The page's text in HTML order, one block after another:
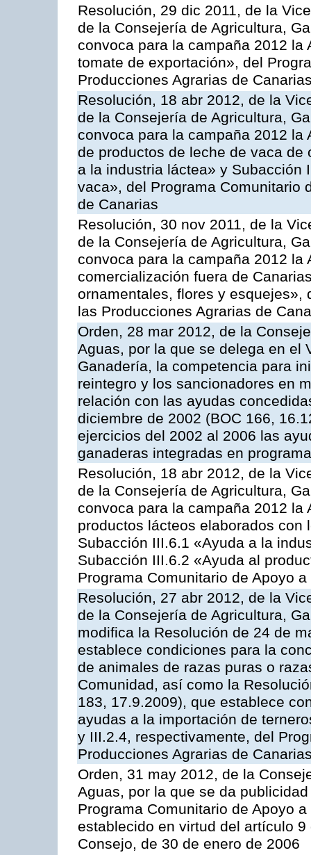
Resolución, 29 dic 2011, de la
de la Consejería de Agricultura,
convoca para la campaña 2012
tomate de exportación», del
Producciones Agrarias de
Resolución, 18 abr 2012, de la
de la Consejería de Agricultura,
convoca para la campaña 2012
de productos de leche de vaca
a la industria láctea» y Subacción
vaca», del Programa Comunitario
de Canarias
Resolución, 30 nov 2011, de la
de la Consejería de Agricultura,
convoca para la campaña 2012 la
comercialización fuera de
ornamentales, flores y esquejes»,
las Producciones Agrarias de
Orden, 28 mar 2012, de la
Aguas, por la que se delega en el
Ganadería, la competencia para
reintegro y los sancionadores en
relación con las ayudas
diciembre de 2002 (BOC 166,
ejercicios del 2002 al 2006 las
ganaderas integradas en
Resolución, 18 abr 2012, de la
de la Consejería de Agricultura,
convoca para la campaña 2012
productos lácteos elaborados
Subacción III.6.1 «Ayuda a la
Subacción III.6.2 «Ayuda al
Programa Comunitario de Apoyo
Resolución, 27 abr 2012, de la
de la Consejería de Agricultura,
modifica la Resolución de 24 de
establece condiciones para la
de animales de razas puras o
Comunidad, así como la
183, 17.9.2009), que establece
ayudas a la importación de
y III.2.4, respectivamente, del
Producciones Agrarias de
Orden, 31 may 2012, de la
Aguas, por la que se da
Programa Comunitario de Apoyo
establecido en virtud del artículo
Consejo, de 30 de enero de 2006